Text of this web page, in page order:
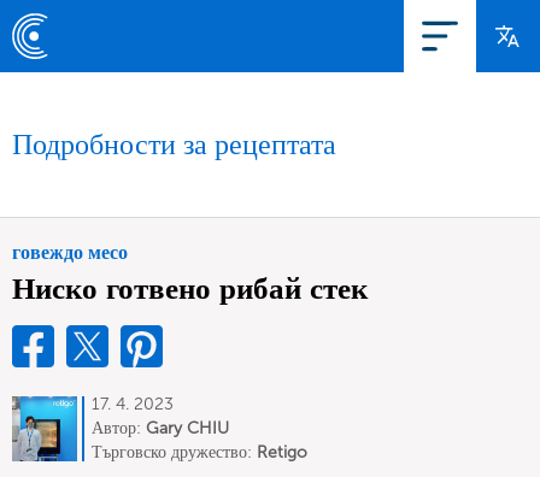
Подробности за рецептата
говеждо месо
Ниско готвено рибай стек
17. 4. 2023
Автор: Gary CHIU
Търговско дружество: Retigo